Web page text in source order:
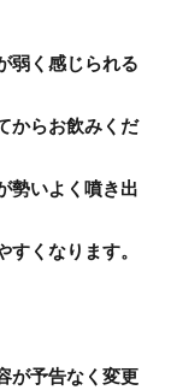
弱く感じられる
からお飲みくだ
勢いよく噴き出
くなります。
が予告なく変更